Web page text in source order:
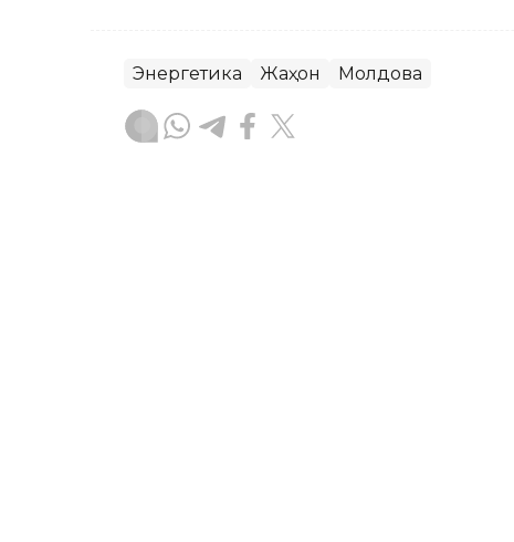
Энергетика Жаҳон Молдова